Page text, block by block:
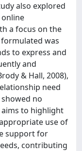
also explored
a focus on the
was
to express and
and
& Hall, 2008),
need
no
to highlight
use of
support for
contributing